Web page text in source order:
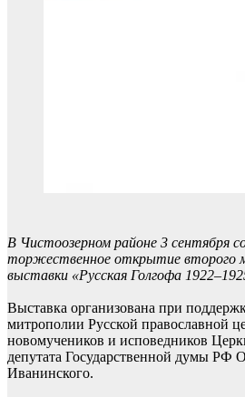
В Чистоозерном районе 3 сентября
торжественное открытие второго
выставки «Русская Голгофа
Выставка организована при
митрополии Русской православной
новомучеников и исповедников
депутата Государственной думы РФ
Иванинского.